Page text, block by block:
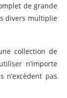
de grande
divers multiplie
collection de
n’importe
pas